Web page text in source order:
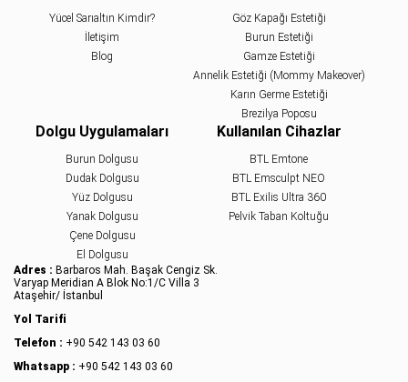
Yücel Sarıaltın Kimdir?
İletişim
Blog
Göz Kapağı Estetiği
Burun Estetiği
Gamze Estetiği
Annelik Estetiği (Mommy Makeover)
Karın Germe Estetiği
Brezilya Poposu
Dolgu Uygulamaları
Burun Dolgusu
Dudak Dolgusu
Yüz Dolgusu
Yanak Dolgusu
Çene Dolgusu
El Dolgusu
Kullanılan Cihazlar
BTL Emtone
BTL Emsculpt NEO
BTL Exilis Ultra 360
Pelvik Taban Koltuğu
Adres : Barbaros Mah. Başak Cengiz Sk.
Varyap Meridian A Blok No:1/C Villa 3
Ataşehir/ İstanbul
Yol Tarifi
Telefon : +90 542 143 03 60
Whatsapp : +90 542 143 03 60